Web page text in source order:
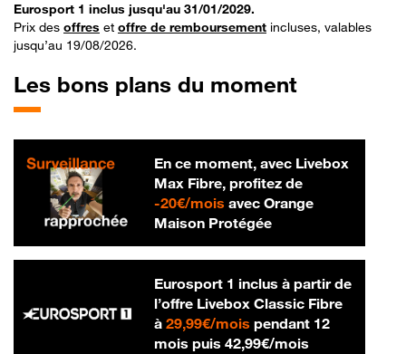
Eurosport 1 inclus jusqu'au 31/01/2029.
Prix des offres et offre de remboursement incluses, valables
jusqu’au 19/08/2026.
Les bons plans du moment
En ce moment, avec Livebox
Max Fibre, profitez de
-20€/mois20 € par mois
avec Orange
Maison Protégée
Eurosport 1 inclus à partir de
l’offre Livebox Classic Fibre
à 29,99€/mois29,99 € par mois
pendant 12
mois puis 42,99€/mois42,99 € par